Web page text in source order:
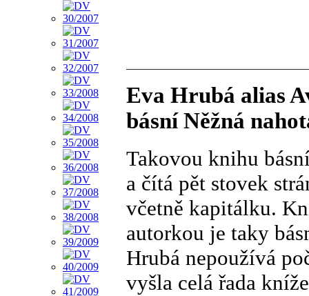
Eva Hrubá alias
básní Něžná
Takovou knihu
a čítá pět stovek
včetně kapitálku.
autorkou je taky
Hrubá nepoužívá
vyšla celá řada